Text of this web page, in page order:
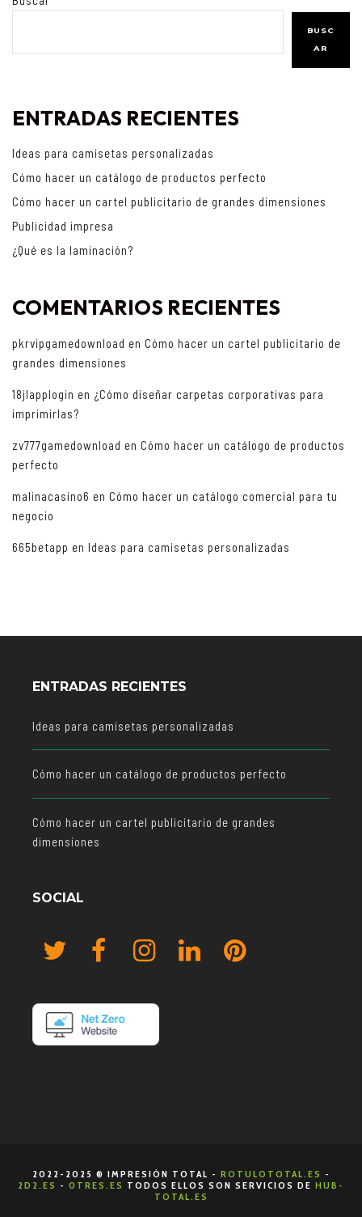
BUSC
AR
ENTRADAS RECIENTES
Ideas para camisetas personalizadas
Cómo hacer un catálogo de productos perfecto
Cómo hacer un cartel publicitario de grandes dimensiones
Publicidad impresa
¿Qué es la laminación?
COMENTARIOS RECIENTES
pkrvipgamedownload en Cómo hacer un cartel publicitario de
grandes dimensiones
18jlapplogin en ¿Cómo diseñar carpetas corporativas para
imprimirlas?
zv777gamedownload en Cómo hacer un catálogo de productos
perfecto
malinacasino6 en Cómo hacer un catálogo comercial para tu
negocio
665betapp en Ideas para camisetas personalizadas
ENTRADAS RECIENTES
Ideas para camisetas personalizadas
Cómo hacer un catálogo de productos perfecto
Cómo hacer un cartel publicitario de grandes
dimensiones
SOCIAL
2022-2025 ® IMPRESIÓN TOTAL - ROTULOTOTAL.ES -
2D2.ES - 0TRES.ES TODOS ELLOS SON SERVICIOS DE HUB-
TOTAL.ES